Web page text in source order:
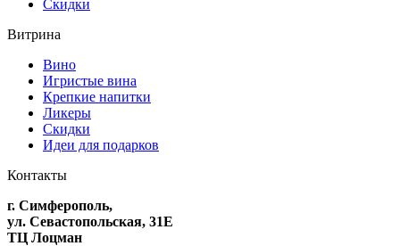
Скидки
Витрина
Вино
Игристые вина
Крепкие напитки
Ликеры
Скидки
Идеи для подарков
Контакты
г. Симферополь,
ул. Севастопольская, 31Е
ТЦ Лоцман